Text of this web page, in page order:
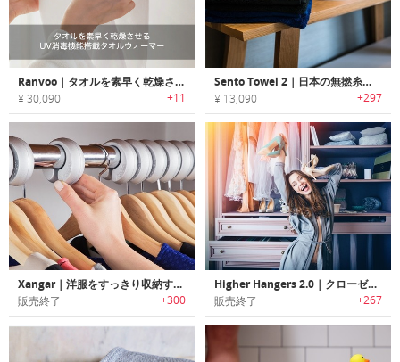
Ranvoo｜タオルを素早く乾燥させるUV消毒機能搭載タオルウォーマー「ランヴー」
¥ 30,090 +11
Sento Towel 2｜日本の無撚糸テクノロジーを使用したラグジュアリータオル「セントータオル2」
¥ 13,090 +297
Xangar｜洋服をすっきり収納するハンガースペースオーガナイザー「ザンガー」
販売終了 +300
Higher Hangers 2.0｜クローゼットの空間を最大化するハンガー「ハイヤーハンガー2.0」
販売終了 +267